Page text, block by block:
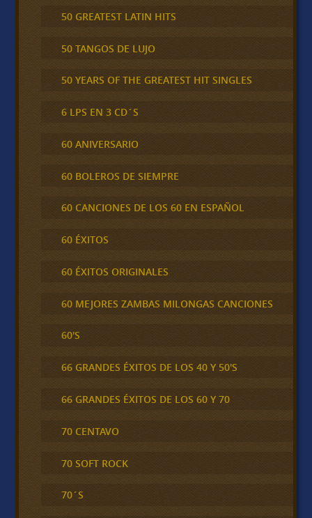
50 GREATEST LATIN HITS
50 TANGOS DE LUJO
50 YEARS OF THE GREATEST HIT SINGLES
6 LPS EN 3 CD´S
60 ANIVERSARIO
60 BOLEROS DE SIEMPRE
60 CANCIONES DE LOS 60 EN ESPAÑOL
60 ÉXITOS
60 ÉXITOS ORIGINALES
60 MEJORES ZAMBAS MILONGAS CANCIONES
60'S
66 GRANDES ÉXITOS DE LOS 40 Y 50'S
66 GRANDES ÉXITOS DE LOS 60 Y 70
70 CENTAVO
70 SOFT ROCK
70´S